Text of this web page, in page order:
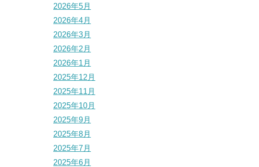
2026年5月
2026年4月
2026年3月
2026年2月
2026年1月
2025年12月
2025年11月
2025年10月
2025年9月
2025年8月
2025年7月
2025年6月